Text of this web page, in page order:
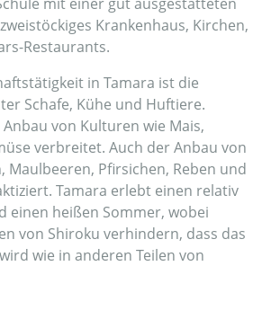
Krankenhaus, Kirchen,
Restaurants.
in Tamara ist die
Schafe, Kühe und Huftiere.
von Kulturen wie Mais,
verbreitet. Auch der Anbau von
Maulbeeren, Pfirsichen, Reben und
Tamara erlebt einen relativ
einen heißen Sommer, wobei
von Shiroku verhindern, dass das
wie in anderen Teilen von